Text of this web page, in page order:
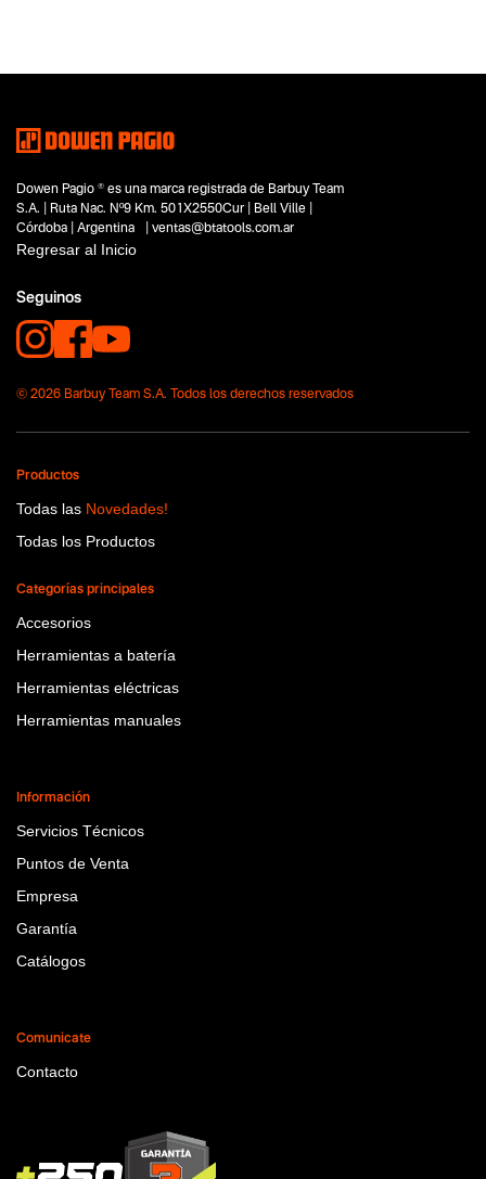
Dowen Pagio ® es una marca registrada de Barbuy Team
S.A. | Ruta Nac. Nº9 Km. 501X2550Cur | Bell Ville |
Córdoba | Argentina | ventas@btatools.com.ar
Regresar al Inicio
Seguinos
© 2026 Barbuy Team S.A. Todos los derechos reservados
Productos
Todas las Novedades!
Todas los Productos
Categorías principales
Accesorios
Herramientas a batería
Herramientas eléctricas
Herramientas manuales
Información
Servicios Técnicos
Puntos de Venta
Empresa
Garantía
Catálogos
Comunicate
Contacto